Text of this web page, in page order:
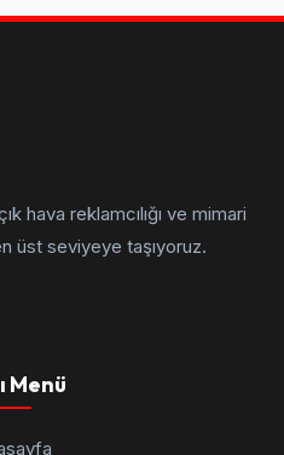
hava reklamcılığı ve mimari
üst seviyeye taşıyoruz.
Menü